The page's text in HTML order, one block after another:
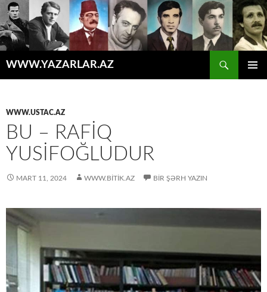
WWW.YAZARLAR.AZ
WWW.USTAC.AZ
BU – RAFİQ
YUSİFOĞLUDUR
MART 11, 2024 WWW.BITIK.AZ BIR ŞƏRH YAZIN